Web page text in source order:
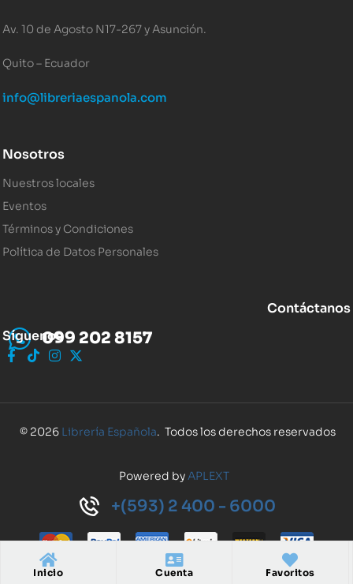
Inicio Cuenta Favoritos
Av. 10 de Agosto N17-267 y Asunción.
Quito – Ecuador
info@libreriaespanola.com
Nosotros
Nuestros locales
Eventos
Términos y Condiciones
Política de Datos Personales
Contáctanos
099 202 8157
Síguenos
© 2026 Librería Española. Todos los derechos reservados
Powered byAPLEXT
+(593) 2 400 - 6000